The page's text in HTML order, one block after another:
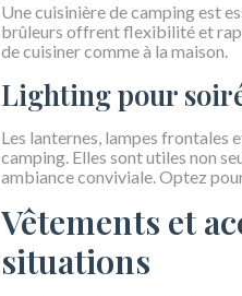
Une cuisinière de camping est
brûleurs offrent flexibilité et
de cuisiner comme à la maison.
Lighting pour
Les lanternes, lampes frontales
camping. Elles sont utiles non
ambiance conviviale. Optez
Vêtements et
situations